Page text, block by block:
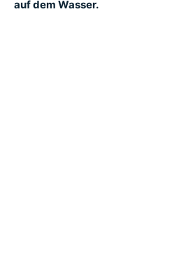
auf dem Wasser.